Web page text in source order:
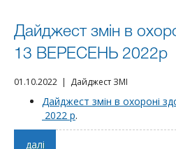
Дайджест змін в
13 ВЕРЕСЕНЬ 2022р
01.10.2022 | Дайджест ЗМІ
Дайджест змін в охороні
2022 р.
далі